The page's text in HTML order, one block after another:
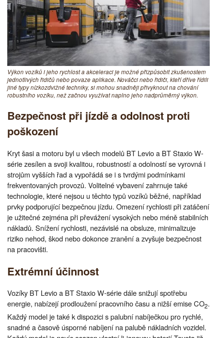
Výkon vozíků i jeho rychlost a akceleraci je možné přizpůsobit zkušenostem
jednotlivých řidičů nebo povaze aplikace. Nováčci nebo řidiči, kteří dříve řídili
jiné typy nízkozdvižné techniky, si mohou snadněji přivyknout na chování
robustního vozíku, než začnou využívat naplno jeho nadprůměrný výkon.
Bezpečnost při jízdě a odolnost proti
poškození
Kryt šasi a motoru byl u všech modelů BT Levio a BT Staxio W-
série zesílen a svoji kvalitou, robustností a odolností se vyrovná i
strojům vyšších řad a vypořádá se i s tvrdými podmínkami
frekventovaných provozů. Volitelné vybavení zahrnuje také
technologie, které nejsou u těchto typů vozíků běžné, například
prvky podporující bezpečnou jízdu. Omezení rychlosti při zatáčení
je užitečné zejména při převážení vysokých nebo méně stabilních
nákladů. Snížení rychlosti, nezávislé na obsluze, minimalizuje
riziko nehod, škod nebo dokonce zranění a zvyšuje bezpečnost
na pracovišti.
Extrémní účinnost
Vozíky BT Levio a BT Staxio W-série dále snižují spotřebu
energie, nabízejí prodloužení pracovního času a nižší emise CO2.
Každý model je také k dispozici s palubní nabíječkou pro rychlé,
snadné a časově úsporné nabíjení na palubě nákladních vozidel.